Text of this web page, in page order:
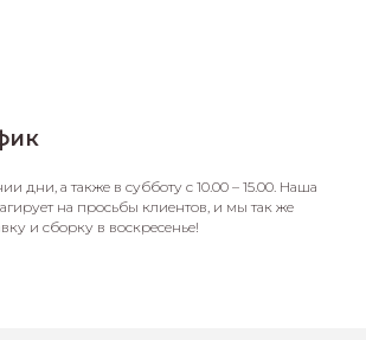
дни, а также в субботу с 10.00 – 15.00. Наша
на просьбы клиентов, и мы так же
и сборку в воскресенье!